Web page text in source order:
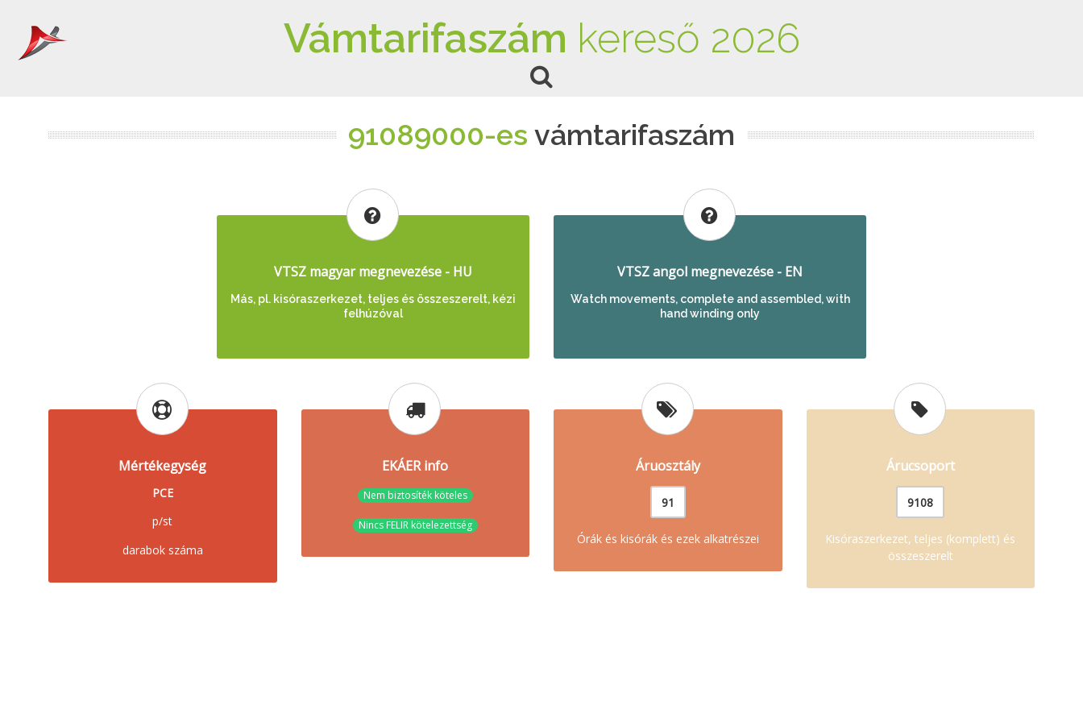
Vámtarifaszám kereső 2026
91089000-es vámtarifaszám
VTSZ magyar megnevezése - HU
Más, pl. kisóraszerkezet, teljes és összeszerelt, kézi
felhúzóval
VTSZ angol megnevezése - EN
Watch movements, complete and assembled, with
hand winding only
Mértékegység
PCE
p/st
darabok száma
EKÁER info
Nem biztosíték köteles
Nincs FELIR kötelezettség
Áruosztály
91
Órák és kisórák és ezek alkatrészei
Árucsoport
9108
Kisóraszerkezet, teljes (komplett) és
összeszerelt